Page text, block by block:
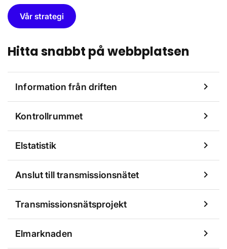
Vår strategi
Hitta snabbt på webbplatsen
Information från driften chevron_right
Kontrollrummet chevron_right
Elstatistik chevron_right
Anslut till transmissionsnätet chevron_right
Transmissionsnätsprojekt chevron_right
Elmarknaden chevron_right